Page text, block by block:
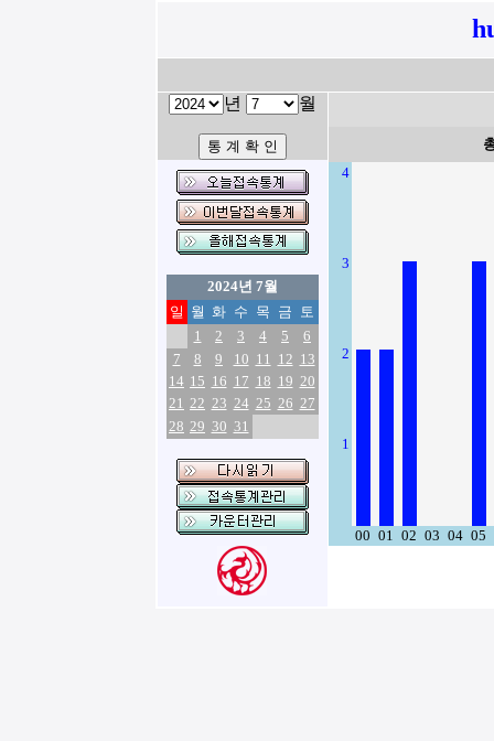
년 월
2024년 7월
일 월 화 수 목 금 토
1
2 3 4 5
6
7
8 9 10 11 12 13
14 15 16 17 18 19 20
21 22 23 24 25 26 27
28 29 30 31
4
3
2
1
00 01 02 03 04 05